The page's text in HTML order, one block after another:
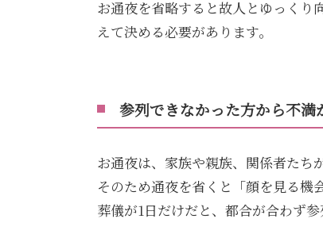
お通夜を省略すると故人とゆっくり
えて決める必要があります。
参列できなかった方から不満
お通夜は、家族や親族、関係者たち
そのため通夜を省くと「顔を見る機
葬儀が1 日だけだと、都合が合わず